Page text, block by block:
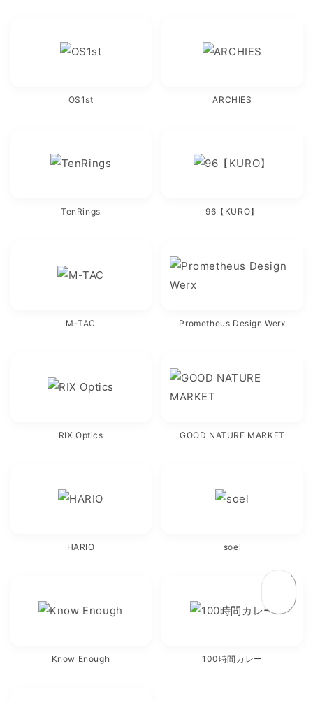
OS1st ARCHIES
TenRings 96【KURO】
M-TAC Prometheus Design Werx
RIX Optics GOOD NATURE MARKET
HARIO soel
Know Enough 100時間カレー